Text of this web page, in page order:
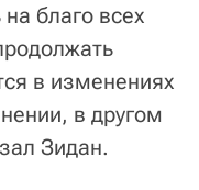
благо всех
в изменениях
в другом
Зидан.